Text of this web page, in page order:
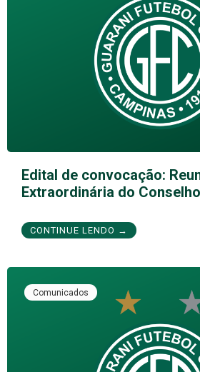
Edital de convocação:
Extraordinária do
CONTINUE LENDO →
Comunicados